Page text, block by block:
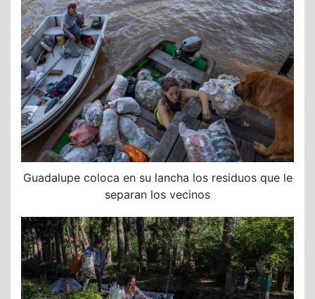
Guadalupe coloca en su lancha los residuos que le
separan los vecinos